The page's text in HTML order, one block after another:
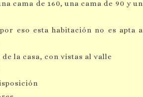
cama de 160, una cama de 90 y un
eso esta habitación no es apta a
la casa, con vistas al valle